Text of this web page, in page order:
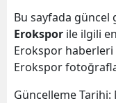
Bu sayfada
Erokspor ile ilgili
Erokspor haberleri
Erokspor
Güncelleme Tarihi: